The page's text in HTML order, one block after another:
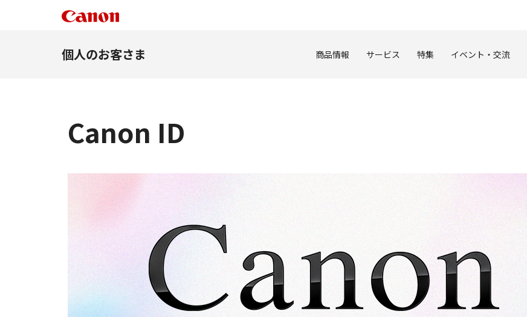
個人のお客さま 商品情報 サービス 特集 イベント・交流
Canon ID